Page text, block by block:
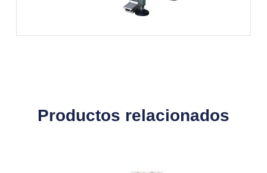
Productos relacionados